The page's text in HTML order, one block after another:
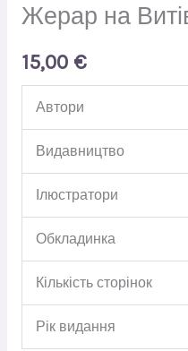
Жерар на
15,00 €
Автори
Видавництво
Ілюстратори
Обкладинка
Кількість сторінок
Рік видання